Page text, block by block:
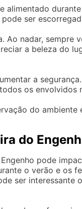
alimentado
ser
nadar, sempre
a beleza do
a
os envolvidos
do
do
pode
o verão e os
ser interessante